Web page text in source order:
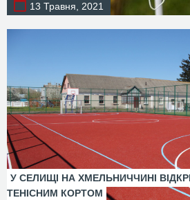
13 Травня, 2021
У СЕЛИЩІ НА ХМЕЛЬНИЧЧИНІ
ТЕНІСНИМ КОРТОМ